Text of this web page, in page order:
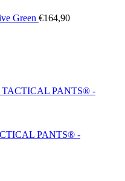
Green €164,90
PANTS® -